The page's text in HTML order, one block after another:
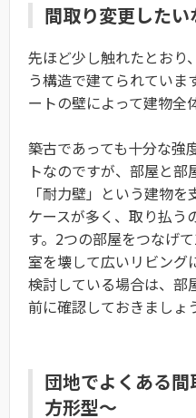
間取り変更した
先ほど少し触れたとおり
う構造で建てられていま
ートの壁によって建物全
築古であっても十分な強
トなのですが、部屋と部
「耐力壁」という建物
ケースが多く、取り払う
す。2つの部屋をつなげ
室を壊して広いリビング
検討している場合は、部
前に確認しておきましょ
団地でよくある
方形型〜